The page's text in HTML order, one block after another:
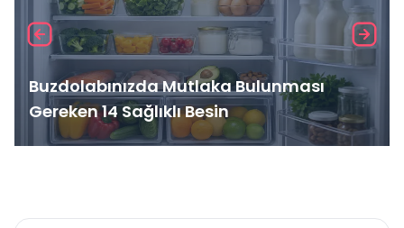
Buzdolabınızda Mutlaka Bulunması
Gereken 14 Sağlıklı Besin